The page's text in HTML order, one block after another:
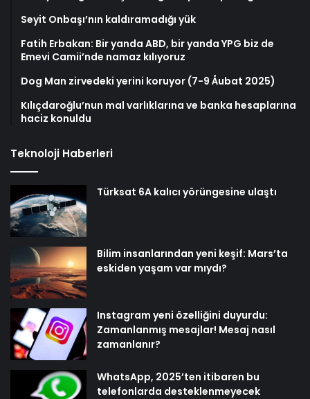
Seyit Onbaşı’nın kaldıramadığı yük
Fatih Erbakan: Bir yanda ABD, bir yanda YPG biz de
Emevi Camii’nde namaz kılıyoruz
Dog Man zirvedeki yerini koruyor (7-9 Åubat 2025)
Kılıçdaroğlu’nun mal varlıklarına ve banka hesaplarına
haciz konuldu
Teknoloji Haberleri
Türksat 6A kalıcı yörüngesine ulaştı
Bilim insanlarından yeni keşif: Mars’ta
eskiden yaşam var mıydı?
Instagram yeni özelliğini duyurdu:
Zamanlanmış mesajlar! Mesaj nasıl
zamanlanır?
WhatsApp, 2025’ten itibaren bu
telefonlarda desteklenmeyecek